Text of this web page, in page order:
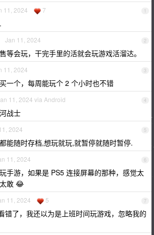
1
11, 2024 7
2
Jan 11, 2024
等会玩，干完手里的活就会玩游戏活溜达。
3
11, 2024
一个，每周能玩个 2 个小时也不错
4
11, 2024 via Android
战士
5
2024
能随时存档,想玩就玩,就暂停就随时暂停.
6
11, 2024
手游，如果是 PS5 连接屏幕的那种，感觉太
敢 😂
7
11, 2024 5
错了，我还以为是上班时间玩游戏，忽略我的